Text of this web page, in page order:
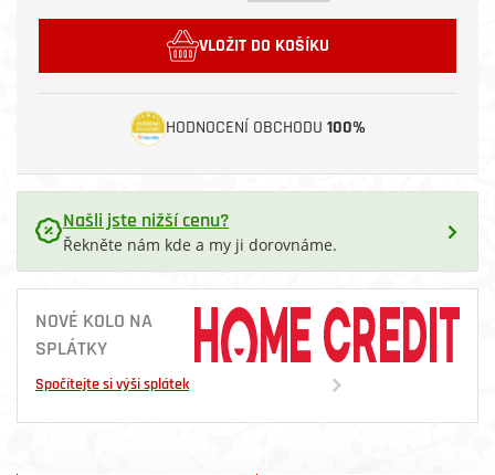
VLOŽIT DO KOŠÍKU
HODNOCENÍ OBCHODU 100%
Našli jste nižší cenu?
Řekněte nám kde a my ji dorovnáme.
NOVÉ KOLO NA
SPLÁTKY
Spočítejte si výši splátek